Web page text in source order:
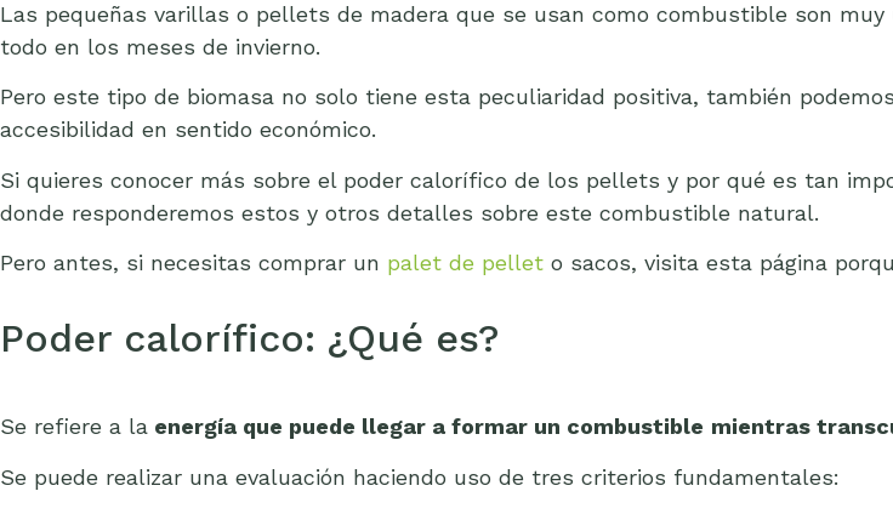
Las pequeñas varillas o pellets de madera que se usan como combustible son
todo en los meses de invierno.
Pero este tipo de biomasa no solo tiene esta peculiaridad positiva, también
accesibilidad en sentido económico.
Si quieres conocer más sobre el poder calorífico de los pellets y por qué es tan
donde responderemos estos y otros detalles sobre este combustible natural.
Pero antes, si necesitas comprar un palet de pellet o sacos, visita esta página
Poder calorífico: ¿Qué es?
Se refiere a la energía que puede llegar a formar un combustible mientras
Se puede realizar una evaluación haciendo uso de tres criterios fundamentales: